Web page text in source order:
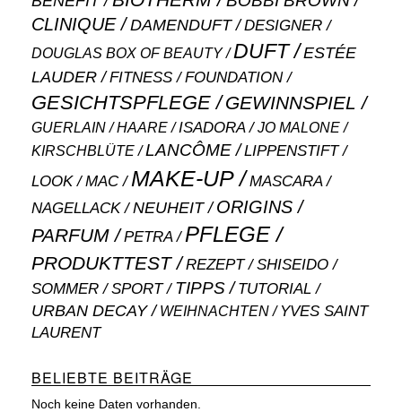
CLINIQUE DAMENDUFT DESIGNER
DOUGLAS BOX OF BEAUTY DUFT
ESTÉE
LAUDER
FITNESS FOUNDATION
GESICHTSPFLEGE GEWINNSPIEL
GUERLAIN HAARE ISADORA JO MALONE
KIRSCHBLÜTE LANCÔME LIPPENSTIFT
LOOK MAC MAKE-UP MASCARA
NAGELLACK NEUHEIT ORIGINS
PARFUM PETRA PFLEGE
PRODUKTTEST REZEPT SHISEIDO
SOMMER SPORT TIPPS TUTORIAL
URBAN DECAY WEIHNACHTEN
YVES SAINT
LAURENT
BELIEBTE BEITRÄGE
Noch keine Daten vorhanden.